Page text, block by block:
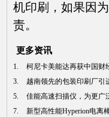
机印刷，如果因
责。
更多资讯
1.
柯尼卡美能达再获中国财
3.
越南领先的包装印刷厂引
5.
佳能高速扫描仪，为更广
7.
新型高性能Hyperion电离